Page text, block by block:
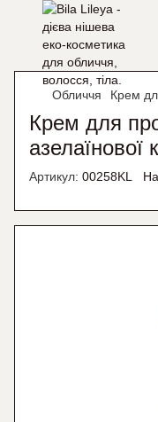
Обличчя Крем
Крем для
азелаїнової
Артикул: 00258KL